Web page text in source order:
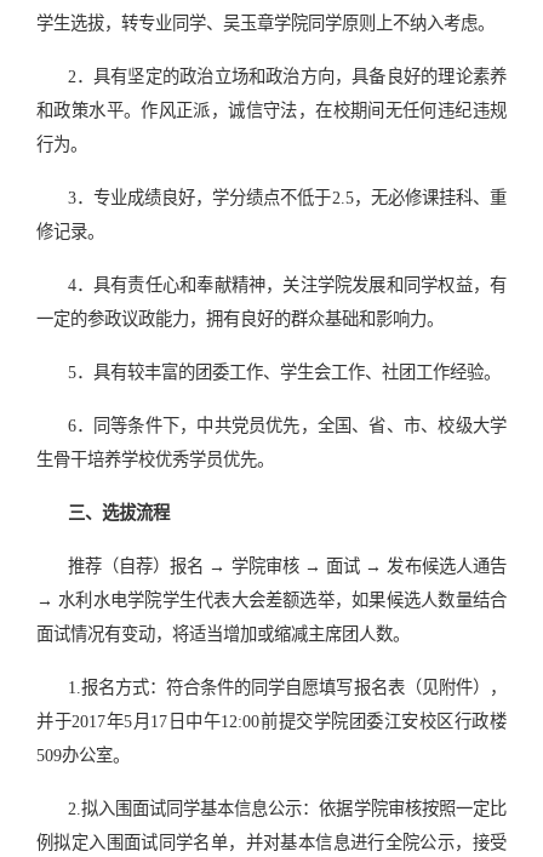
学生选拔，转专业同学、吴玉章学院同学原则上不纳入考虑。
2．具有坚定的政治立场和政治方向，具备良好的理论素养
和政策水平。作风正派，诚信守法，在校期间无任何违纪违规
行为。
3．专业成绩良好，学分绩点不低于2.5，无必修课挂科、重
修记录。
4．具有责任心和奉献精神，关注学院发展和同学权益，有
一定的参政议政能力，拥有良好的群众基础和影响力。
5．具有较丰富的团委工作、学生会工作、社团工作经验。
6．同等条件下，中共党员优先，全国、省、市、校级大学
生骨干培养学校优秀学员优先。
三、选拔流程
推荐（自荐）报名 → 学院审核 → 面试 → 发布候选人通告
→ 水利水电学院学生代表大会差额选举，如果候选人数量结合
面试情况有变动，将适当增加或缩减主席团人数。
1.报名方式：符合条件的同学自愿填写报名表（见附件），
并于2017年5月 17 日中午12:00前提交学院团委江安校区行政楼
509办公室。
2.拟入围面试同学基本信息公示：依据学院审核按照一定比
例拟定入围面试同学名单，并对基本信息进行全院公示，接受